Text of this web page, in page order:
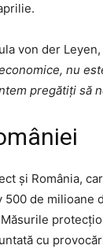
von der Leyen,
nu
pregătiți să
și România,
de milioane
cu